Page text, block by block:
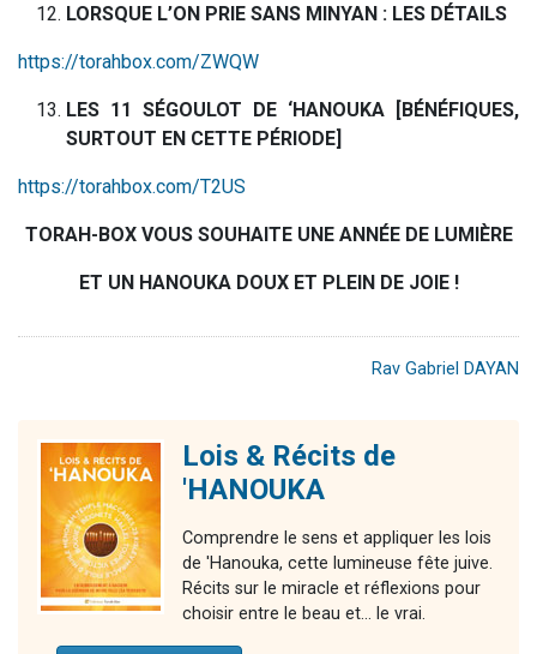
LORSQUE L’ON PRIE SANS MINYAN : LES DÉTAILS
https://torahbox.com/ZWQW
LES 11 SÉGOULOT DE ‘HANOUKA [BÉNÉFIQUES,
SURTOUT EN CETTE PÉRIODE]
https://torahbox.com/T2US
TORAH-BOX VOUS SOUHAITE UNE ANNÉE DE LUMIÈRE
ET UN HANOUKA DOUX ET PLEIN DE JOIE !
Rav Gabriel DAYAN
Lois & Récits de
'HANOUKA
Comprendre le sens et appliquer les lois
de 'Hanouka, cette lumineuse fête juive.
Récits sur le miracle et réflexions pour
choisir entre le beau et... le vrai.